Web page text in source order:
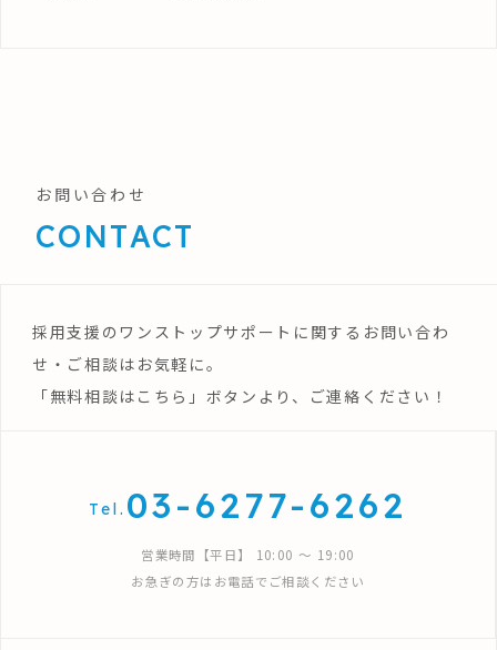
お問い合わせ
CONTACT
採用支援のワンストップサポートに関するお問い合わ
せ・ご相談はお気軽に。
「無料相談はこちら」ボタンより、ご連絡ください！
Tel. 03-6277-6262
営業時間【平日】 10:00 〜 19:00
お急ぎの方はお電話でご相談ください